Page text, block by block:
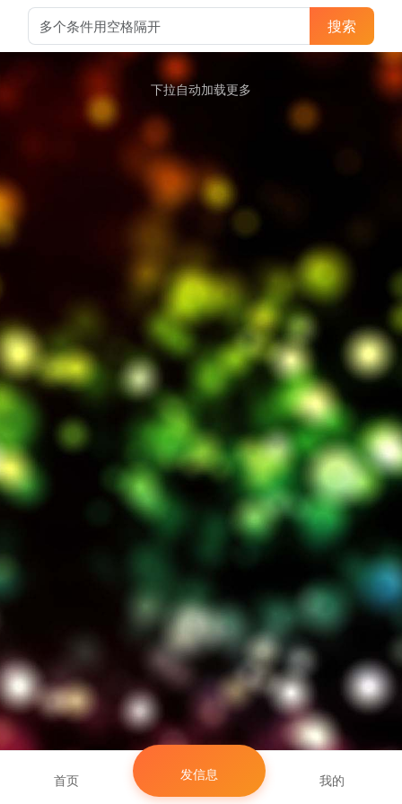
搜索
下拉自动加载更多
首页 发信息 我的